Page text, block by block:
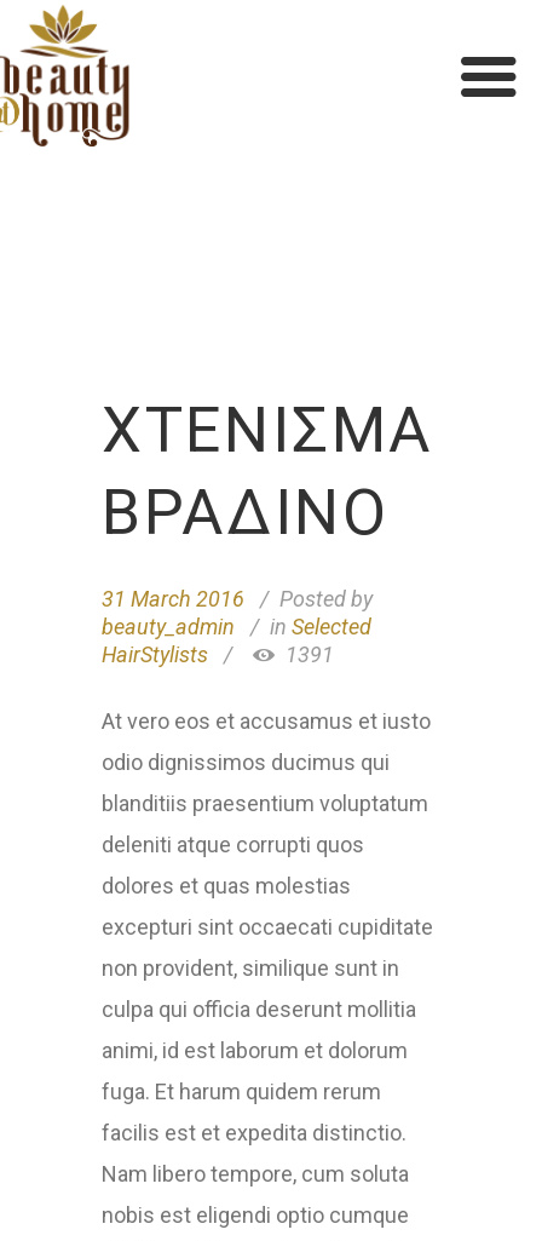
ΧΤΈΝΙΣΜΑ
ΒΡΑΔΙΝΌ
31 March 2016
Posted by
beauty_admin
in Selected
HairStylists
1391
At vero eos et accusamus et iusto
odio dignissimos ducimus qui
blanditiis praesentium voluptatum
deleniti atque corrupti quos
dolores et quas molestias
excepturi sint occaecati cupiditate
non provident, similique sunt in
culpa qui officia deserunt mollitia
animi, id est laborum et dolorum
fuga. Et harum quidem rerum
facilis est et expedita distinctio.
Nam libero tempore, cum soluta
nobis est eligendi optio cumque